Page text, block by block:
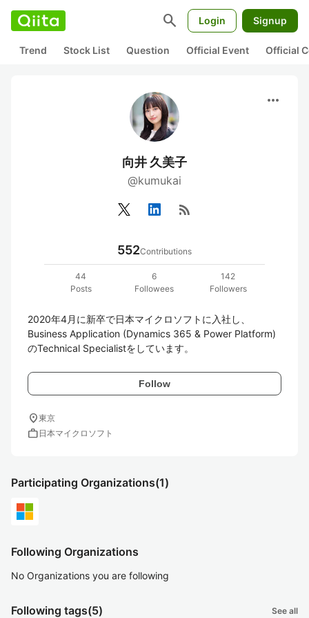
search Login Signup
Trend Stock List Question Official Event Official
more_horiz
向井 久美子
@kumukai
rss_feed
552Contributions
44
Posts
6
Followees
142
Followers
2020年4月に新卒で日本マイクロソフトに入社し、
Business Application (Dynamics 365 & Power Platform)
のTechnical Specialistをしています。
Follow
location_on東京
work 日本マイクロソフト
Participating Organizations(1)
Following Organizations
No Organizations you are following
Following tags(5) See all